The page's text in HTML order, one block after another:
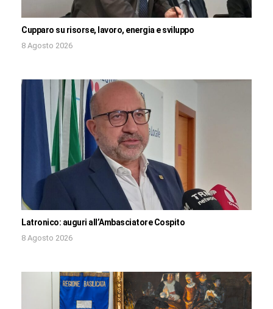
Cupparo su risorse, lavoro, energia e sviluppo
8 Agosto 2026
Latronico: auguri all’Ambasciatore Cospito
8 Agosto 2026